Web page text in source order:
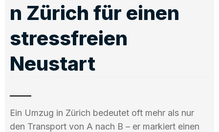
n Zürich für einen
stressfreien
Neustart
Ein Umzug in Zürich bedeutet oft mehr als nur
den Transport von A nach B – er markiert einen